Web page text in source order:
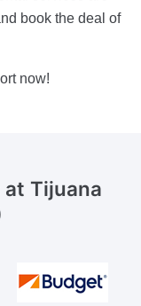
book the deal of
now!
at Tijuana